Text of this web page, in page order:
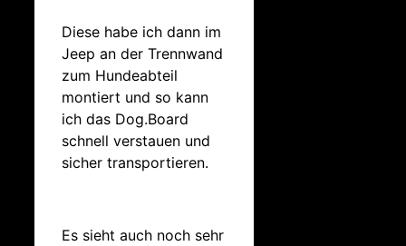
Diese habe ich dann im
Jeep an der Trennwand
zum Hundeabteil
montiert und so kann
ich das Dog.Board
schnell verstauen und
sicher transportieren.
Es sieht auch noch sehr